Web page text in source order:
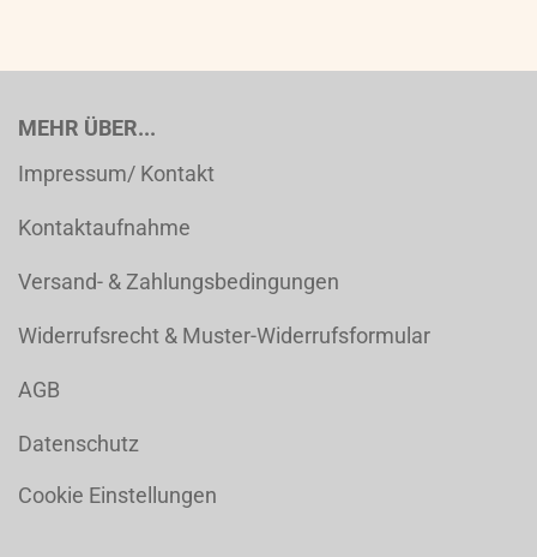
MEHR ÜBER...
Impressum/ Kontakt
Kontaktaufnahme
Versand- & Zahlungsbedingungen
Widerrufsrecht & Muster-Widerrufsformular
AGB
Datenschutz
Cookie Einstellungen